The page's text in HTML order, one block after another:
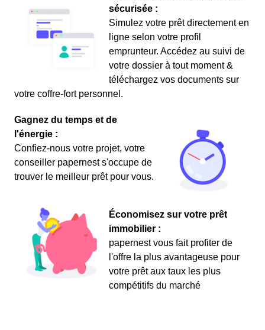
sécurisée :
Simulez votre prêt directement en
ligne selon votre profil
emprunteur. Accédez au suivi de
votre dossier à tout moment &
téléchargez vos documents sur
votre coffre-fort personnel.
Gagnez du temps et de
l'énergie :
Confiez-nous votre projet, votre
conseiller papernest s'occupe de
trouver le meilleur prêt pour vous.
Économisez sur votre prêt
immobilier :
papernest vous fait profiter de
l'offre la plus avantageuse pour
votre prêt aux taux les plus
compétitifs du marché